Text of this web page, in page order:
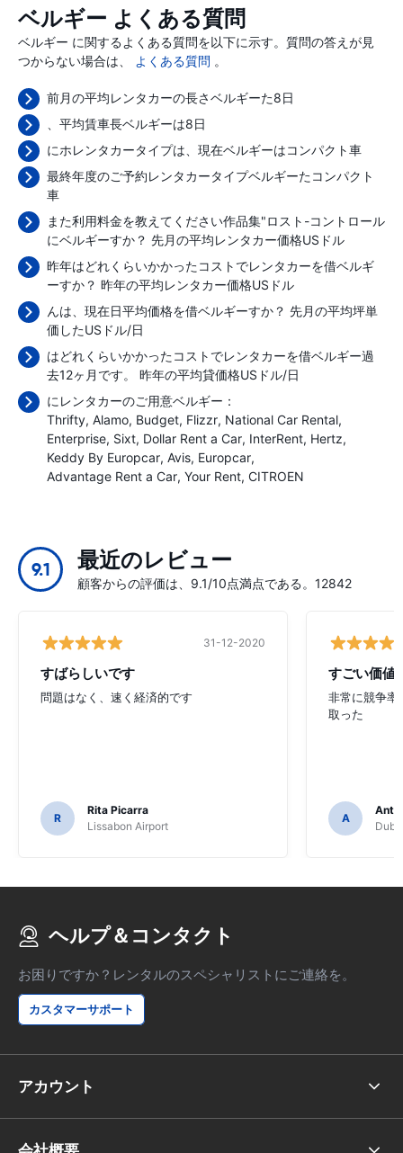
ベルギー よくある質問
ベルギー に関するよくある質問を以下に示す。質問の答えが見
つからない場合は、
よくある質問 。
前月の平均レンタカーの長さベルギーた8日
、平均賃車長ベルギーは8日
にホレンタカータイプは、現在ベルギーはコンパクト車
最終年度のご予約レンタカータイプベルギーたコンパクト
車
また利用料金を教えてください作品集"ロスト-コントロール
にベルギーすか？ 先月の平均レンタカー価格USドル
昨年はどれくらいかかったコストでレンタカーを借ベルギ
ーすか？ 昨年の平均レンタカー価格USドル
んは、現在日平均価格を借ベルギーすか？ 先月の平均坪単
価したUSドル/日
はどれくらいかかったコストでレンタカーを借ベルギー過
去12ヶ月です。 昨年の平均貸価格USドル/日
にレンタカーのご用意ベルギー：
Thrifty Alamo Budget Flizzr National Car Rental
Enterprise Sixt Dollar Rent a Car InterRent Hertz
Keddy By Europcar Avis Europcar
Advantage Rent a Car Your Rent CITROEN
9.1 最近のレビュー
顧客からの評価は、9.1/10点満点である。12842
31-12-2020
すばらしいです
問題はなく、速く経済的です
R
Rita Picarra
Lissabon Airport
すごい価値
非常に競争率
取った
A
ヘルプ＆コンタクト
お困りですか？レンタルのスペシャリストにご連絡を。
カスタマーサポート
アカウント